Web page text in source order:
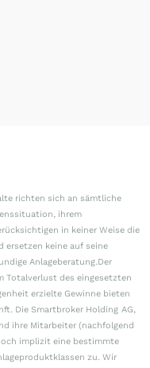
richten sich an sämtliche
ihrem
in keiner Weise die
ersetzen keine auf seine
Anlageberatung.Der
Totalverlust des eingesetzten
erzielte Gewinne bieten
Die Smartbroker Holding AG,
ihre Mitarbeiter (nachfolgend
implizit eine bestimmte
zu. Wir